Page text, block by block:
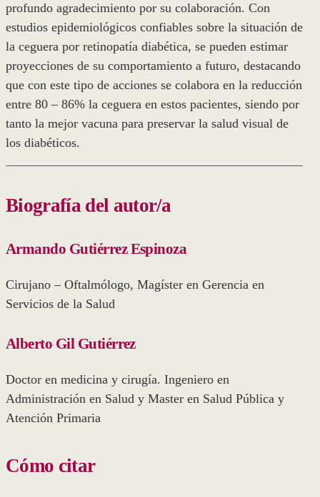
profundo agradecimiento por su colaboración. Con
estudios epidemiológicos confiables sobre la situación de
la ceguera por retinopatía diabética, se pueden estimar
proyecciones de su comportamiento a futuro, destacando
que con este tipo de acciones se colabora en la reducción
entre 80 – 86% la ceguera en estos pacientes, siendo por
tanto la mejor vacuna para preservar la salud visual de
los diabéticos.
Biografía del autor/a
Armando Gutiérrez Espinoza
Cirujano – Oftalmólogo, Magíster en Gerencia en
Servicios de la Salud
Alberto Gil Gutiérrez
Doctor en medicina y cirugía. Ingeniero en
Administración en Salud y Master en Salud Pública y
Atención Primaria
Cómo citar